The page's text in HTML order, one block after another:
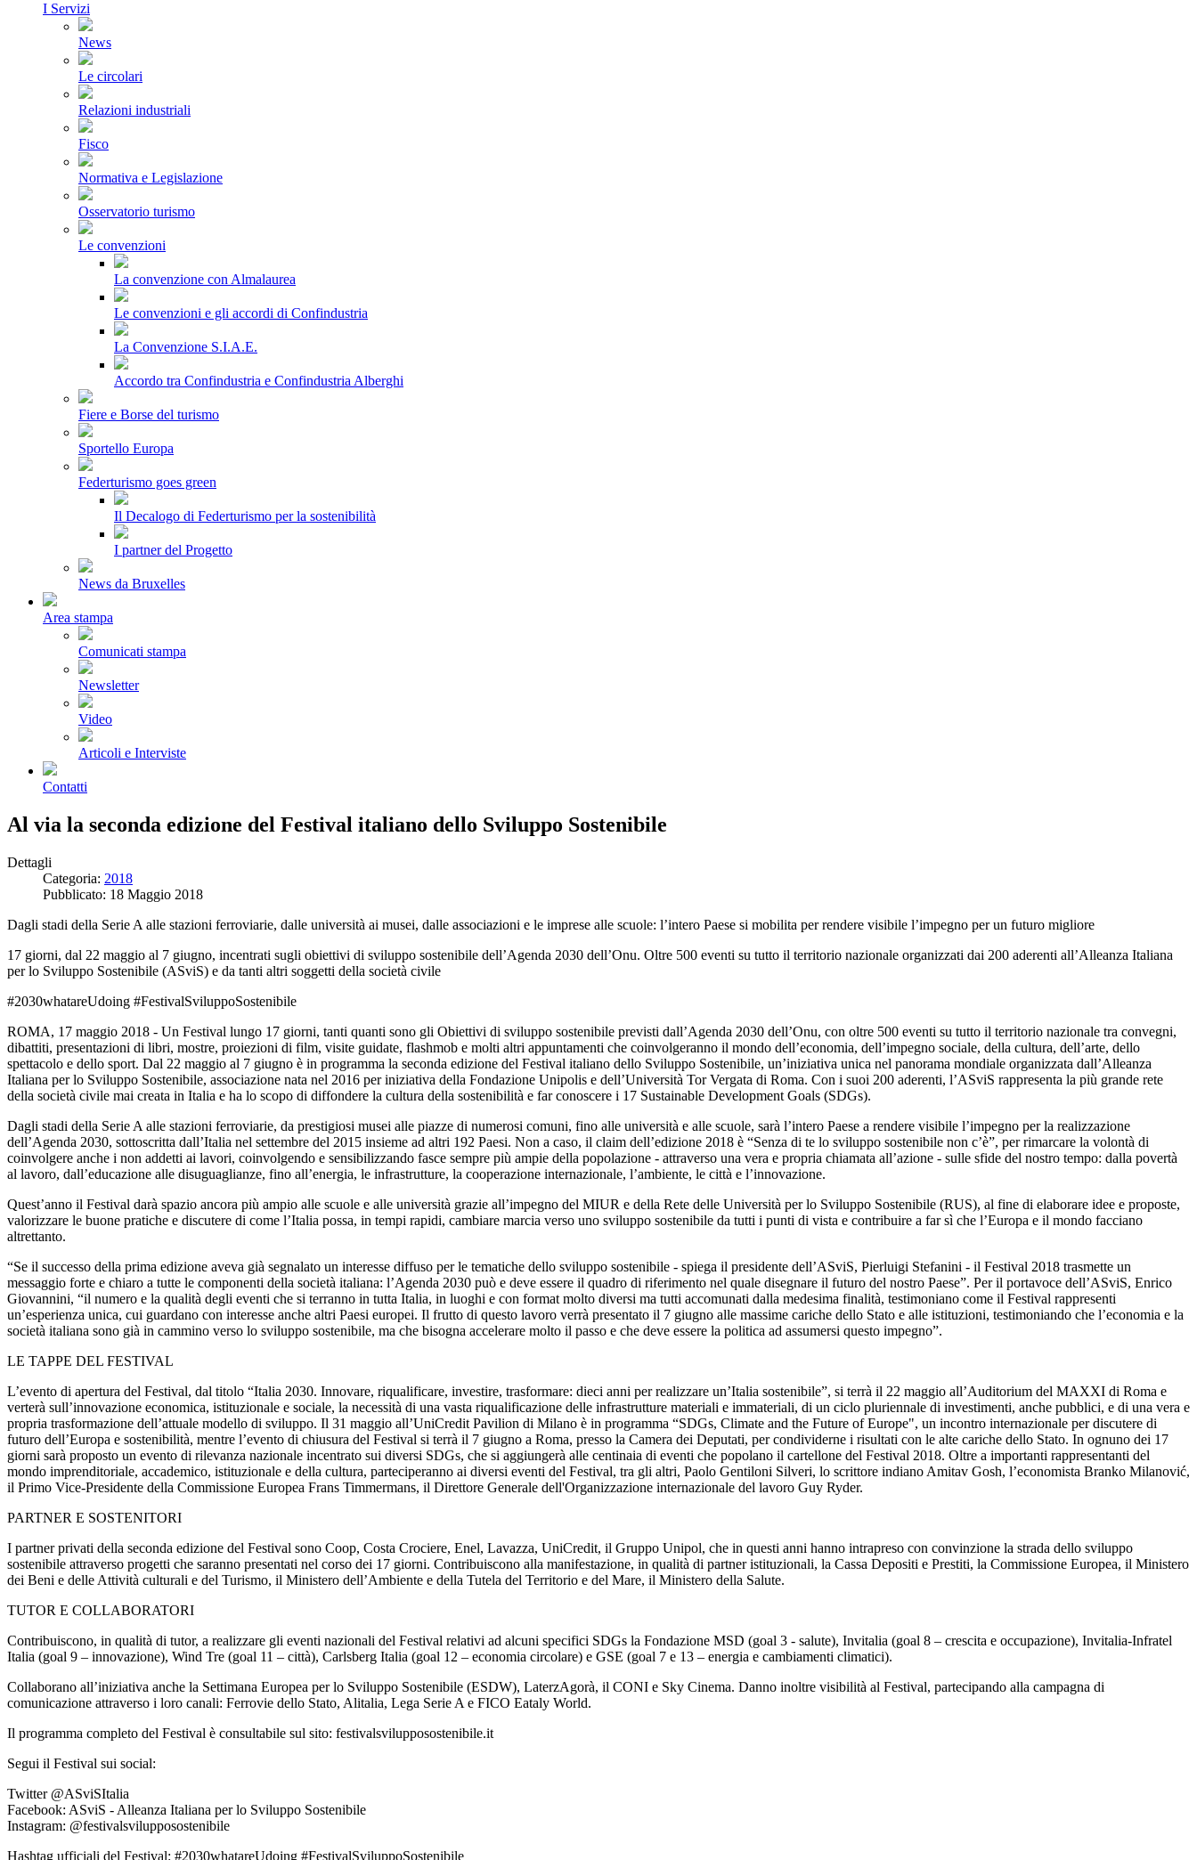
I Servizi
News
Le circolari
Relazioni industriali
Fisco
Normativa e Legislazione
Osservatorio turismo
Le convenzioni
La convenzione con Almalaurea
Le convenzioni e gli accordi di Confindustria
La Convenzione S.I.A.E.
Accordo tra Confindustria e Confindustria Alberghi
Fiere e Borse del turismo
Sportello Europa
Federturismo goes green
Il Decalogo di Federturismo per la sostenibilità
I partner del Progetto
News da Bruxelles
Area stampa
Comunicati stampa
Newsletter
Video
Articoli e Interviste
Contatti
Al via la seconda edizione del Festival italiano dello Sviluppo Sostenibile
Dettagli
Categoria: 2018
Pubblicato: 18 Maggio 2018
Dagli stadi della Serie A alle stazioni ferroviarie, dalle università ai musei, dalle associazioni e le imprese alle scuole: l’intero Paese si mobilita per rendere visibile l’impegno per un futuro migliore
17 giorni, dal 22 maggio al 7 giugno, incentrati sugli obiettivi di sviluppo sostenibile dell’Agenda 2030 dell’Onu. Oltre 500 eventi su tutto il territorio nazionale organizzati dai 200 aderenti all’Alleanza Italiana
per lo Sviluppo Sostenibile (ASviS) e da tanti altri soggetti della società civile
#2030whatareUdoing #FestivalSviluppoSostenibile
ROMA, 17 maggio 2018 - Un Festival lungo 17 giorni, tanti quanti sono gli Obiettivi di sviluppo sostenibile previsti dall’Agenda 2030 dell’Onu, con oltre 500 eventi su tutto il territorio nazionale tra convegni,
dibattiti, presentazioni di libri, mostre, proiezioni di film, visite guidate, flashmob e molti altri appuntamenti che coinvolgeranno il mondo dell’economia, dell’impegno sociale, della cultura, dell’arte, dello
spettacolo e dello sport. Dal 22 maggio al 7 giugno è in programma la seconda edizione del Festival italiano dello Sviluppo Sostenibile, un’iniziativa unica nel panorama mondiale organizzata dall’Alleanza
Italiana per lo Sviluppo Sostenibile, associazione nata nel 2016 per iniziativa della Fondazione Unipolis e dell’Università Tor Vergata di Roma. Con i suoi 200 aderenti, l’ASviS rappresenta la più grande rete
della società civile mai creata in Italia e ha lo scopo di diffondere la cultura della sostenibilità e far conoscere i 17 Sustainable Development Goals (SDGs).
Dagli stadi della Serie A alle stazioni ferroviarie, da prestigiosi musei alle piazze di numerosi comuni, fino alle università e alle scuole, sarà l’intero Paese a rendere visibile l’impegno per la realizzazione
dell’Agenda 2030, sottoscritta dall’Italia nel settembre del 2015 insieme ad altri 192 Paesi. Non a caso, il claim dell’edizione 2018 è “Senza di te lo sviluppo sostenibile non c’è”, per rimarcare la volontà di
coinvolgere anche i non addetti ai lavori, coinvolgendo e sensibilizzando fasce sempre più ampie della popolazione - attraverso una vera e propria chiamata all’azione - sulle sfide del nostro tempo: dalla povertà
al lavoro, dall’educazione alle disuguaglianze, fino all’energia, le infrastrutture, la cooperazione internazionale, l’ambiente, le città e l’innovazione.
Quest’anno il Festival darà spazio ancora più ampio alle scuole e alle università grazie all’impegno del MIUR e della Rete delle Università per lo Sviluppo Sostenibile (RUS), al fine di elaborare idee e proposte,
valorizzare le buone pratiche e discutere di come l’Italia possa, in tempi rapidi, cambiare marcia verso uno sviluppo sostenibile da tutti i punti di vista e contribuire a far sì che l’Europa e il mondo facciano
altrettanto.
“Se il successo della prima edizione aveva già segnalato un interesse diffuso per le tematiche dello sviluppo sostenibile - spiega il presidente dell’ASviS, Pierluigi Stefanini - il Festival 2018 trasmette un
messaggio forte e chiaro a tutte le componenti della società italiana: l’Agenda 2030 può e deve essere il quadro di riferimento nel quale disegnare il futuro del nostro Paese”. Per il portavoce dell’ASviS, Enrico
Giovannini, “il numero e la qualità degli eventi che si terranno in tutta Italia, in luoghi e con format molto diversi ma tutti accomunati dalla medesima finalità, testimoniano come il Festival rappresenti
un’esperienza unica, cui guardano con interesse anche altri Paesi europei. Il frutto di questo lavoro verrà presentato il 7 giugno alle massime cariche dello Stato e alle istituzioni, testimoniando che l’economia e la
società italiana sono già in cammino verso lo sviluppo sostenibile, ma che bisogna accelerare molto il passo e che deve essere la politica ad assumersi questo impegno”.
LE TAPPE DEL FESTIVAL
L’evento di apertura del Festival, dal titolo “Italia 2030. Innovare, riqualificare, investire, trasformare: dieci anni per realizzare un’Italia sostenibile”, si terrà il 22 maggio all’Auditorium del MAXXI di Roma e
verterà sull’innovazione economica, istituzionale e sociale, la necessità di una vasta riqualificazione delle infrastrutture materiali e immateriali, di un ciclo pluriennale di investimenti, anche pubblici, e di una vera e
propria trasformazione dell’attuale modello di sviluppo. Il 31 maggio all’UniCredit Pavilion di Milano è in programma “SDGs, Climate and the Future of Europe", un incontro internazionale per discutere di
futuro dell’Europa e sostenibilità, mentre l’evento di chiusura del Festival si terrà il 7 giugno a Roma, presso la Camera dei Deputati, per condividerne i risultati con le alte cariche dello Stato. In ognuno dei 17
giorni sarà proposto un evento di rilevanza nazionale incentrato sui diversi SDGs, che si aggiungerà alle centinaia di eventi che popolano il cartellone del Festival 2018. Oltre a importanti rappresentanti del
mondo imprenditoriale, accademico, istituzionale e della cultura, parteciperanno ai diversi eventi del Festival, tra gli altri, Paolo Gentiloni Silveri, lo scrittore indiano Amitav Gosh, l’economista Branko Milanović,
il Primo Vice-Presidente della Commissione Europea Frans Timmermans, il Direttore Generale dell'Organizzazione internazionale del lavoro Guy Ryder.
PARTNER E SOSTENITORI
I partner privati della seconda edizione del Festival sono Coop, Costa Crociere, Enel, Lavazza, UniCredit, il Gruppo Unipol, che in questi anni hanno intrapreso con convinzione la strada dello sviluppo
sostenibile attraverso progetti che saranno presentati nel corso dei 17 giorni. Contribuiscono alla manifestazione, in qualità di partner istituzionali, la Cassa Depositi e Prestiti, la Commissione Europea, il Ministero
dei Beni e delle Attività culturali e del Turismo, il Ministero dell’Ambiente e della Tutela del Territorio e del Mare, il Ministero della Salute.
TUTOR E COLLABORATORI
Contribuiscono, in qualità di tutor, a realizzare gli eventi nazionali del Festival relativi ad alcuni specifici SDGs la Fondazione MSD (goal 3 - salute), Invitalia (goal 8 – crescita e occupazione), Invitalia-Infratel
Italia (goal 9 – innovazione), Wind Tre (goal 11 – città), Carlsberg Italia (goal 12 – economia circolare) e GSE (goal 7 e 13 – energia e cambiamenti climatici).
Collaborano all’iniziativa anche la Settimana Europea per lo Sviluppo Sostenibile (ESDW), LaterzAgorà, il CONI e Sky Cinema. Danno inoltre visibilità al Festival, partecipando alla campagna di
comunicazione attraverso i loro canali: Ferrovie dello Stato, Alitalia, Lega Serie A e FICO Eataly World.
Il programma completo del Festival è consultabile sul sito: festivalsvilupposostenibile.it
Segui il Festival sui social:
Twitter @ASviSItalia
Facebook: ASviS - Alleanza Italiana per lo Sviluppo Sostenibile
Instagram: @festivalsvilupposostenibile
Hashtag ufficiali del Festival: #2030whatareUdoing #FestivalSviluppoSostenibile